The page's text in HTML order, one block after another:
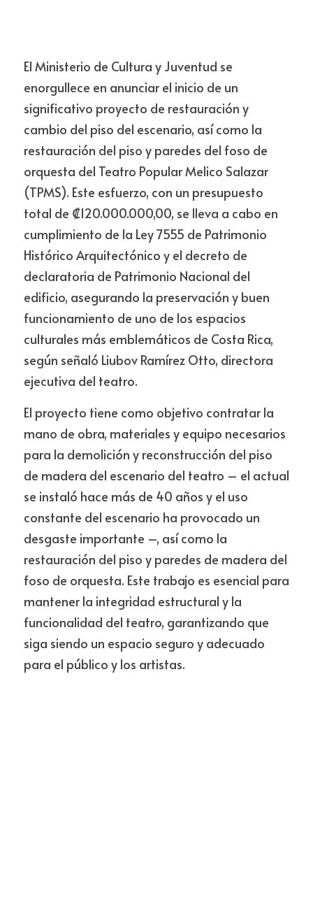
El Ministerio de Cultura y Juventud se
enorgullece en anunciar el inicio de un
significativo proyecto de restauración y
cambio del piso del escenario, así como la
restauración del piso y paredes del foso de
orquesta del Teatro Popular Melico Salazar
(TPMS). Este esfuerzo, con un presupuesto
total de ₡120.000.000,00, se lleva a cabo en
cumplimiento de la Ley 7555 de Patrimonio
Histórico Arquitectónico y el decreto de
declaratoria de Patrimonio Nacional del
edificio, asegurando la preservación y buen
funcionamiento de uno de los espacios
culturales más emblemáticos de Costa Rica,
según señaló Liubov Ramírez Otto, directora
ejecutiva del teatro.
El proyecto tiene como objetivo contratar la
mano de obra, materiales y equipo necesarios
para la demolición y reconstrucción del piso
de madera del escenario del teatro – el actual
se instaló hace más de 40 años y el uso
constante del escenario ha provocado un
desgaste importante –, así como la
restauración del piso y paredes de madera del
foso de orquesta. Este trabajo es esencial para
mantener la integridad estructural y la
funcionalidad del teatro, garantizando que
siga siendo un espacio seguro y adecuado
para el público y los artistas.